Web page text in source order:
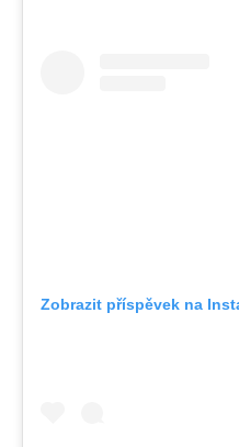
Zobrazit příspěvek na